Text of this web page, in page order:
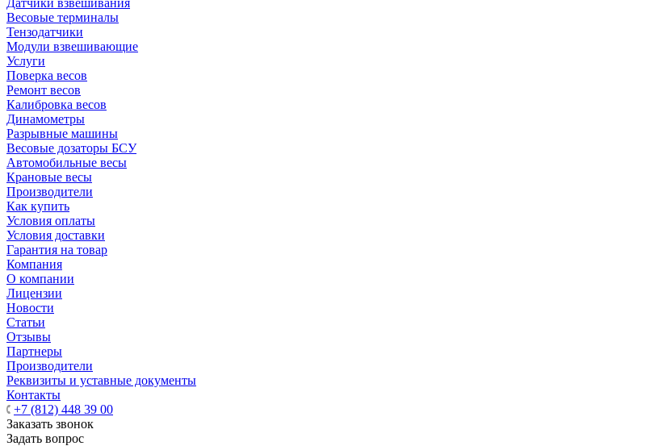
Датчики взвешивания
Весовые терминалы
Тензодатчики
Модули взвешивающие
Услуги
Поверка весов
Ремонт весов
Калибровка весов
Динамометры
Разрывные машины
Весовые дозаторы БСУ
Автомобильные весы
Крановые весы
Производители
Как купить
Условия оплаты
Условия доставки
Гарантия на товар
Компания
О компании
Лицензии
Новости
Статьи
Отзывы
Партнеры
Производители
Реквизиты и уставные документы
Контакты
+7 (812) 448 39 00
Заказать звонок
Задать вопрос